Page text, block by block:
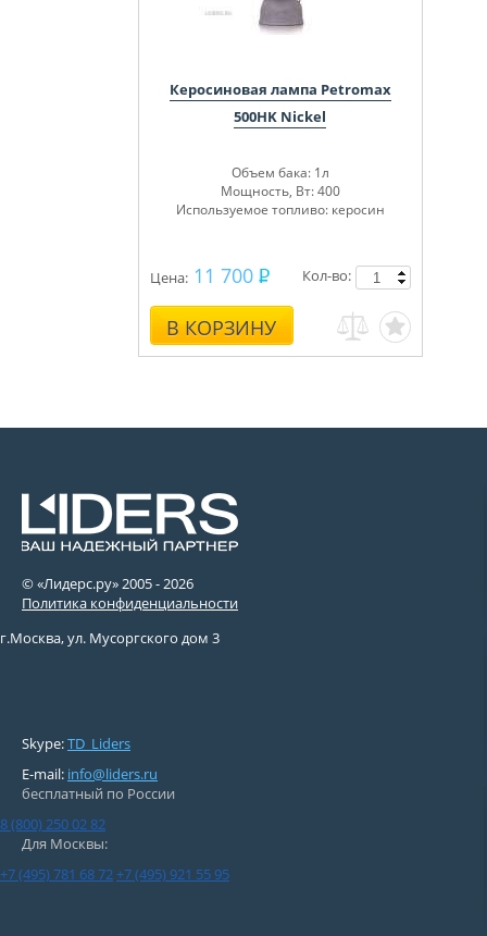
Керосиновая лампа Petromax
500HK Nickel
Объем бака: 1л
Мощность, Вт: 400
Используемое топливо: керосин
Цена: 11 700
В КОРЗИНУ
Кол-во:
© «Лидерс.ру» 2005 -2026
Политика конфиденциальности
г.Москва, ул. Мусоргского дом 3
Skype:TD_Liders
E-mail: info@liders.ru
бесплатный по России
8 (800) 250 02 82
Для Москвы:
+7 (495) 781 68 72+7 (495) 921 55 95